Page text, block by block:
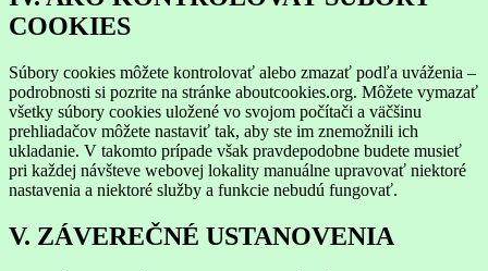
COOKIES
Súbory cookies môžete kontrolovať alebo zmazať podľa uváženia –
podrobnosti si pozrite na stránke aboutcookies.org. Môžete vymazať
všetky súbory cookies uložené vo svojom počítači a väčšinu
prehliadačov môžete nastaviť tak, aby ste im znemožnili ich
ukladanie. V takomto prípade však pravdepodobne budete musieť
pri každej návšteve webovej lokality manuálne upravovať niektoré
nastavenia a niektoré služby a funkcie nebudú fungovať.
V. ZÁVEREČNÉ USTANOVENIA